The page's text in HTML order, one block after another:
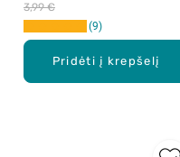
Pridėti į krepšelį
3,99 €
9